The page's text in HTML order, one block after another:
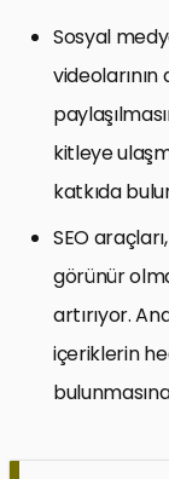
Sosyal
kitleye
katkıda
SEO
görünür
artırıyor.
içeriklerin